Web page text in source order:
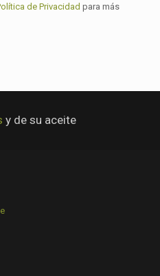
de Privacidad para más
y de su aceite